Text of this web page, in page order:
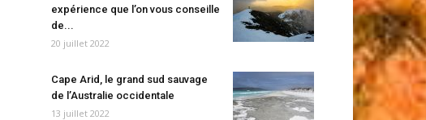
expérience que l’on vous conseille
de...
20 juillet 2022
Cape Arid, le grand sud sauvage
de l’Australie occidentale
13 juillet 2022